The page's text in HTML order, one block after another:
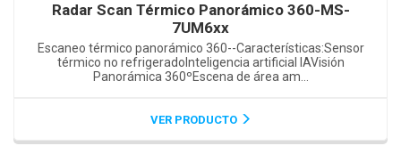
Radar Scan Térmico Panorámico 360-MS-
7UM6xx
Escaneo térmico panorámico 360--Características:Sensor
térmico no refrigeradoInteligencia artificial IAVisión
Panorámica 360ºEscena de área am...
VER PRODUCTO